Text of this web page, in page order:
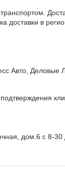
доставки в
Авто,
дом.6 с 8-